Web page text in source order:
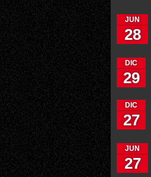
JUN
28
DIC
29
DIC
27
JUN
27